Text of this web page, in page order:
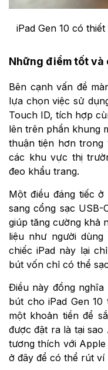
iPad Gen 10 có
Những điểm tốt và
Bên cạnh vấn đề
lựa chọn việc sử
Touch ID, tích hợp
lên trên phần khung
thuận tiện hơn trong
các khu vực thị
đeo khẩu trang.
Một điều đáng tiếc ở
sang cổng sạc
giúp tăng cường khả
liệu như người
chiếc iPad này lại
bút vốn chỉ có thể
Điều này đồng
bút cho iPad Gen
một khoản tiền để
được đặt ra là tại sao
tương thích với
ở đây để có thể rút ví